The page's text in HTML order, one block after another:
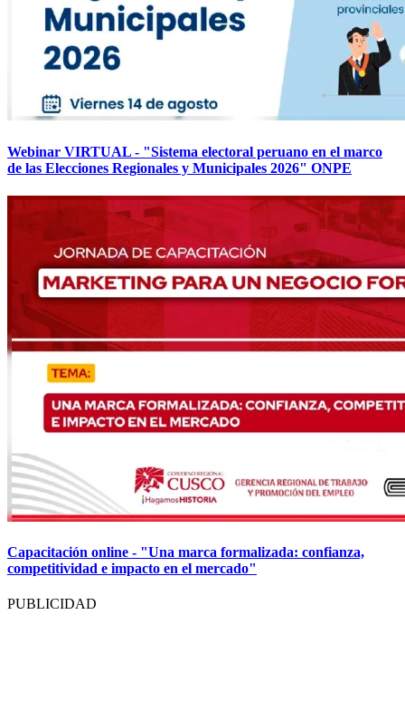
Webinar VIRTUAL - "Sistema electoral peruano en el marco
de las Elecciones Regionales y Municipales 2026" ONPE
Capacitación online - "Una marca formalizada: confianza,
competitividad e impacto en el mercado"
PUBLICIDAD